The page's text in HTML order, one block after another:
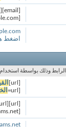
[email]j.doe@example.com[/email]
[email=j.doe@example.com]اضغط هنا لمراسلتي بريدياً[/email]
اضغط
وذلك بواسطة استخدام
[url]
[url=
[url]https://forum.alrams.net[/url]
[url=https://forum.alrams.net]منتديات الرمس[/url]